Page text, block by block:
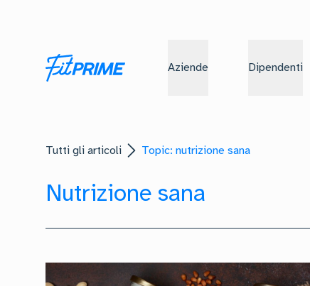
Aziende Dipendenti
Tutti gli articoli Topic: nutrizione sana
Nutrizione sana